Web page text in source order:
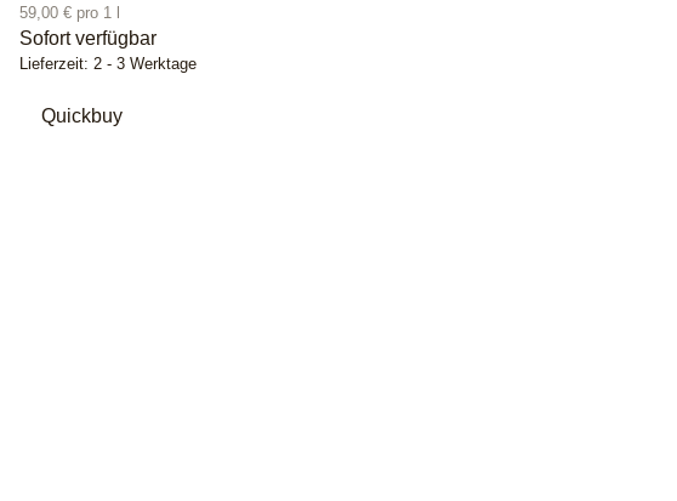
59,00 € pro 1 l
Sofort verfügbar
Lieferzeit: 2 - 3 Werktage
Quickbuy